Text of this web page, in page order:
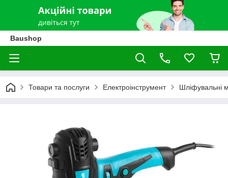
Baushop
Товари та послуги Електроінструмент Шліфувальні